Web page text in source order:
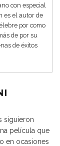
con especial
es el autor de
por como
de por su
de éxitos
siguieron
película que
en ocasiones